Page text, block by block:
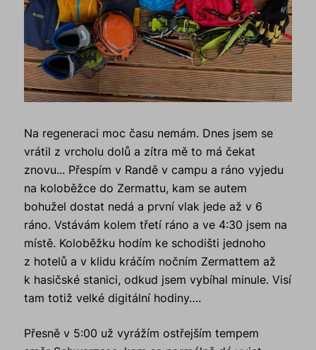
Na regeneraci moc času nemám. Dnes jsem se
vrátil z vrcholu dolů a zítra mě to má čekat
znovu... Přespím v Randě v campu a ráno vyjedu
na koloběžce do Zermattu, kam se autem
bohužel dostat nedá a první vlak jede až v 6
ráno. Vstávám kolem třetí ráno a ve 4:30 jsem na
místě. Koloběžku hodím ke schodišti jednoho
z hotelů a v klidu kráčím nočním Zermattem až
k hasičské stanici, odkud jsem vybíhal minule. Visí
tam totiž velké digitální hodiny….
Přesně v 5:00 už vyrážím ostřejším tempem